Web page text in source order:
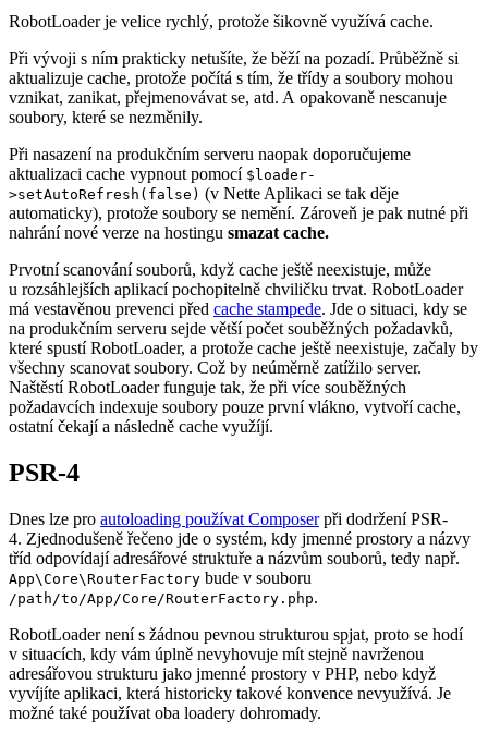
RobotLoader je velice rychlý, protože šikovně využívá cache.
Při vývoji s ním prakticky netušíte, že běží na pozadí. Průběžně si
aktualizuje cache, protože počítá s tím, že třídy a soubory mohou
vznikat, zanikat, přejmenovávat se, atd. A opakovaně nescanuje
soubory, které se nezměnily.
Při nasazení na produkčním serveru naopak doporučujeme
aktualizaci cache vypnout pomocí $loader-
>setAutoRefresh(false) (v Nette Aplikaci se tak děje
automaticky), protože soubory se nemění. Zároveň je pak nutné při
nahrání nové verze na hostingu smazat cache.
Prvotní scanování souborů, když cache ještě neexistuje, může
u rozsáhlejších aplikací pochopitelně chviličku trvat. RobotLoader
má vestavěnou prevenci před cache stampede. Jde o situaci, kdy se
na produkčním serveru sejde větší počet souběžných požadavků,
které spustí RobotLoader, a protože cache ještě neexistuje, začaly by
všechny scanovat soubory. Což by neúměrně zatížilo server.
Naštěstí RobotLoader funguje tak, že při více souběžných
požadavcích indexuje soubory pouze první vlákno, vytvoří cache,
ostatní čekají a následně cache využíjí.
PSR-4
Dnes lze pro autoloading používat Composerpři dodržení PSR-
4. Zjednodušeně řečeno jde o systém, kdy jmenné prostory a názvy
tříd odpovídají adresářové struktuře a názvům souborů, tedy např.
App\Core\RouterFactory bude v souboru
/path/to/App/Core/RouterFactory.php.
RobotLoader není s žádnou pevnou strukturou spjat, proto se hodí
v situacích, kdy vám úplně nevyhovuje mít stejně navrženou
adresářovou strukturu jako jmenné prostory v PHP, nebo když
vyvíjíte aplikaci, která historicky takové konvence nevyužívá. Je
možné také používat oba loadery dohromady.